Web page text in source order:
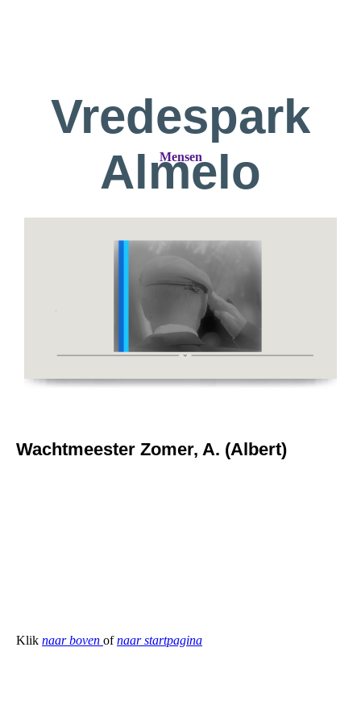
Vredespark
Almelo
Mensen
Wachtmeester Zomer, A. (Albert)
Klik naar boven ofnaar startpagina